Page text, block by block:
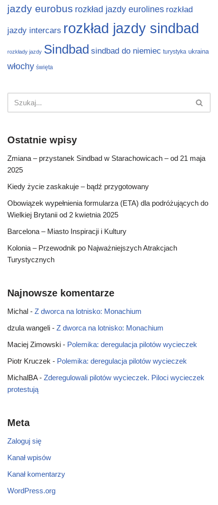
jazdy eurobus rozkład jazdy eurolines rozkład
jazdy intercars rozkład jazdy sindbad
rozkłady jazdy Sindbad sindbad do niemiec turystyka ukraina
włochy święta
Ostatnie wpisy
Zmiana – przystanek Sindbad w Starachowicach – od 21 maja
2025
Kiedy życie zaskakuje – bądź przygotowany
Obowiązek wypełnienia formularza (ETA) dla podróżujących do
Wielkiej Brytanii od 2 kwietnia 2025
Barcelona – Miasto Inspiracji i Kultury
Kolonia – Przewodnik po Najważniejszych Atrakcjach
Turystycznych
Najnowsze komentarze
Michal - Z dworca na lotnisko: Monachium
dzula wangeli - Z dworca na lotnisko: Monachium
Maciej Zimowski - Polemika: deregulacja pilotów wycieczek
Piotr Kruczek - Polemika: deregulacja pilotów wycieczek
MichalBA- Zderegulowali pilotów wycieczek. Piloci wycieczek
protestują
Meta
Zaloguj się
Kanał wpisów
Kanał komentarzy
WordPress.org